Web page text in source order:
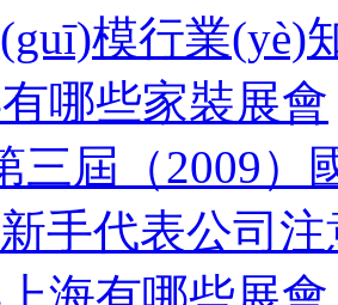
模行業(yè)
哪些家裝展會
三屆（2009
，新手代表公司